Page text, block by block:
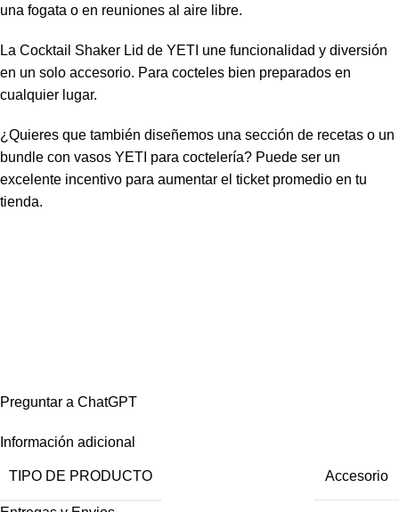
una fogata o en reuniones al aire libre.
La Cocktail Shaker Lid de YETI une funcionalidad y diversión
en un solo accesorio. Para cocteles bien preparados en
cualquier lugar.
¿Quieres que también diseñemos una sección de recetas o un
bundle con vasos YETI para coctelería? Puede ser un
excelente incentivo para aumentar el ticket promedio en tu
tienda.
Preguntar a ChatGPT
Información adicional
TIPO DE PRODUCTO Accesorio